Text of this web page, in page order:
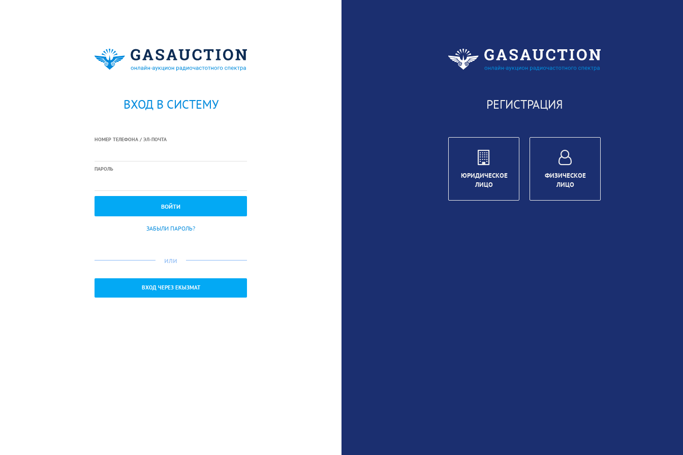
ВХОД В СИСТЕМУ
НОМЕР ТЕЛЕФОНА / ЭЛ-ПОЧТА
ПАРОЛЬ
ЗАБЫЛИ ПАРОЛЬ?
или
ВХОД ЧЕРЕЗ ЕКЫЗМАТ
РЕГИСТРАЦИЯ
ЮРИДИЧЕСКОЕ
ЛИЦО
ФИЗИЧЕСКОЕ
ЛИЦО